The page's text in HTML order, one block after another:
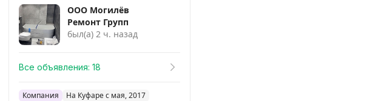
ООО Могилёв
Ремонт Групп
был(а) 2 ч. назад
Все объявления: 18
Компания На Куфаре с мая, 2017